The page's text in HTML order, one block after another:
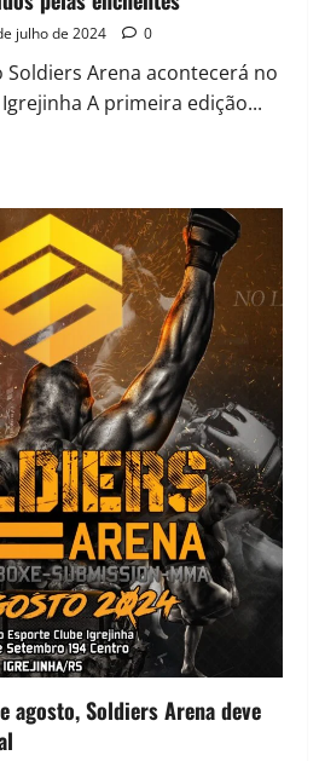
julho de 2024 0
Arena acontecerá no
A primeira edição...
agosto, Soldiers Arena deve